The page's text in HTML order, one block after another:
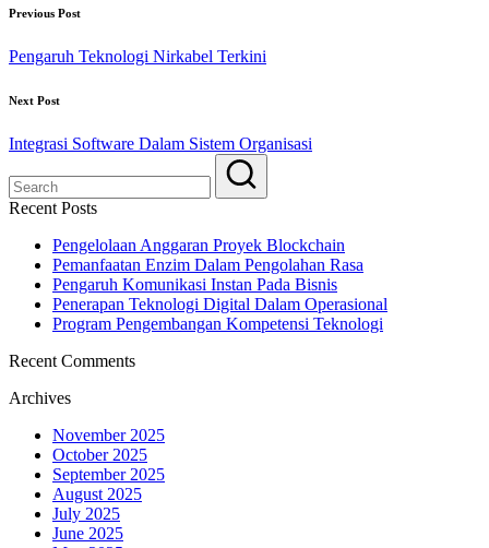
Previous Post
Pengaruh Teknologi Nirkabel Terkini
Next Post
Integrasi Software Dalam Sistem Organisasi
Recent Posts
Pengelolaan Anggaran Proyek Blockchain
Pemanfaatan Enzim Dalam Pengolahan Rasa
Pengaruh Komunikasi Instan Pada Bisnis
Penerapan Teknologi Digital Dalam Operasional
Program Pengembangan Kompetensi Teknologi
Recent Comments
Archives
November 2025
October 2025
September 2025
August 2025
July 2025
June 2025